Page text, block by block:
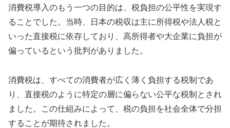
消費税導入のもう一つの目的は、税負担の公平性を実現す
ることでした。当時、日本の税収は主に所得税や法人税と
いった直接税に依存しており、高所得者や大企業に負担が
偏っているという批判がありました。
消費税は、すべての消費者が広く薄く負担する税制であ
り、直接税のように特定の層に偏らない公平な税制とされ
ました。この仕組みによって、税の負担を社会全体で分担
することが期待されました。